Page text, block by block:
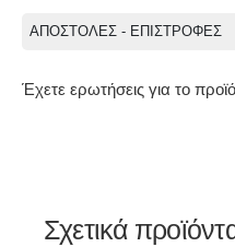
ΑΠΟΣΤΟΛΕΣ - ΕΠΙΣΤΡΟΦΕΣ
Έχετε ερωτήσεις για το
Σχετικά